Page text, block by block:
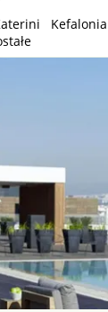
Kefalonia